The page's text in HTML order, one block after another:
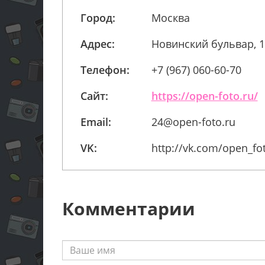
Город:
Москва
Адрес:
Новинский бульвар,
Телефон:
+7 (967) 060-60-70
Сайт:
https://open-foto.ru/
Email:
24@open-foto.ru
VK:
http://vk.com/
Комментарии